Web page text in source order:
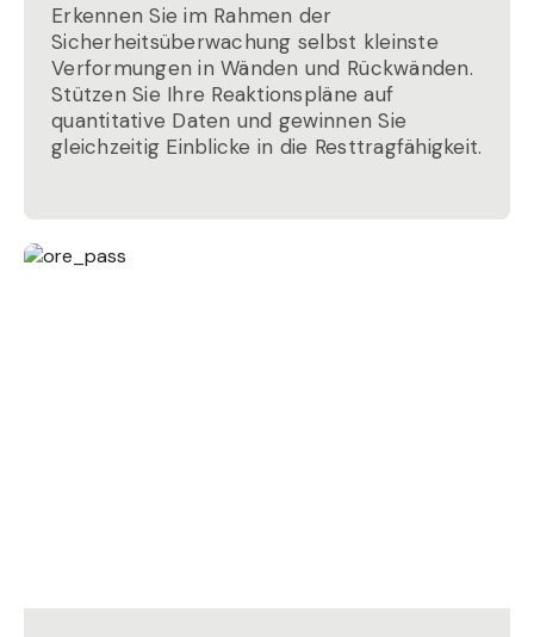
Erkennen Sie im Rahmen der
Sicherheitsüberwachung selbst kleinste
Verformungen in Wänden und Rückwänden.
Stützen Sie Ihre Reaktionspläne auf
quantitative Daten und gewinnen Sie
gleichzeitig Einblicke in die Resttragfähigkeit.